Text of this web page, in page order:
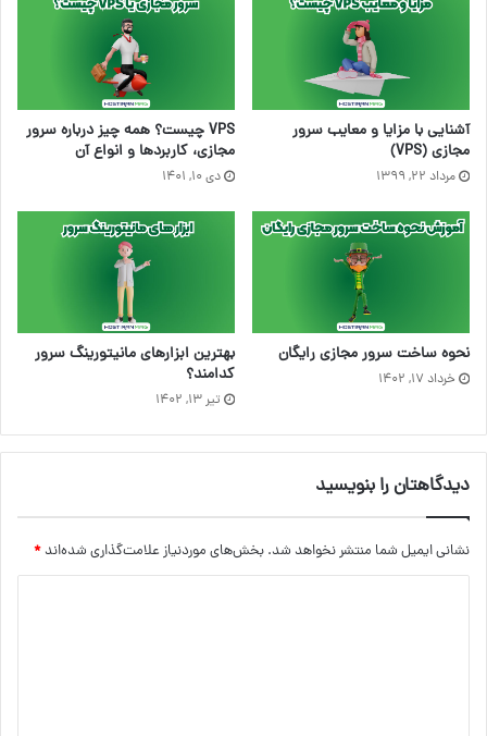
آشنایی با مزایا و معایب سرور
مجازی (VPS)
مرداد ۲۲, ۱۳۹۹
VPS چیست؟ همه چیز درباره سرور
مجازی، کاربردها و انواع آن
دی ۱۰, ۱۴۰۱
نحوه ساخت سرور مجازی رایگان
خرداد ۱۷, ۱۴۰۲
بهترین ابزارهای مانیتورینگ سرور
کدامند؟
تیر ۱۳, ۱۴۰۲
دیدگاهتان را بنویسید
نشانی ایمیل شما منتشر نخواهد شد. بخش‌های موردنیاز علامت‌گذاری شده‌اند *